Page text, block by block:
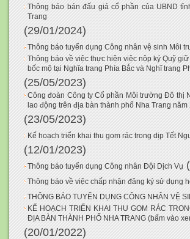
Thông báo bán đấu giá cổ phần của UBND
Trang
(29/01/2024)
Thông báo tuyển dụng Công nhân vệ sinh Môi
Thông báo về việc thực hiện việc nộp ký Quỹ
bốc mộ tại Nghĩa trang Phía Bắc và Nghĩ trang
(25/05/2023)
Công đoàn Công ty Cổ phần Môi trường Đô thị
lao động trên địa bàn thành phố Nha Trang năm
(23/05/2023)
Kế hoạch triển khai thu gom rác trong dịp Tết
(12/01/2023)
Thông báo tuyển dụng Công nhân Đội Dịch Vụ
Thông báo về việc chấp nhận đăng ký sử dụng
THÔNG BÁO TUYỂN DỤNG CÔNG NHÂN VỆ
KẾ HOẠCH TRIỂN KHAI THU GOM RÁC
ĐỊA BÀN THÀNH PHỐ NHA TRANG (bấm vào
(20/01/2022)